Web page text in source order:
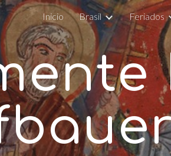
Skip to
Inicio Brasil Feriados